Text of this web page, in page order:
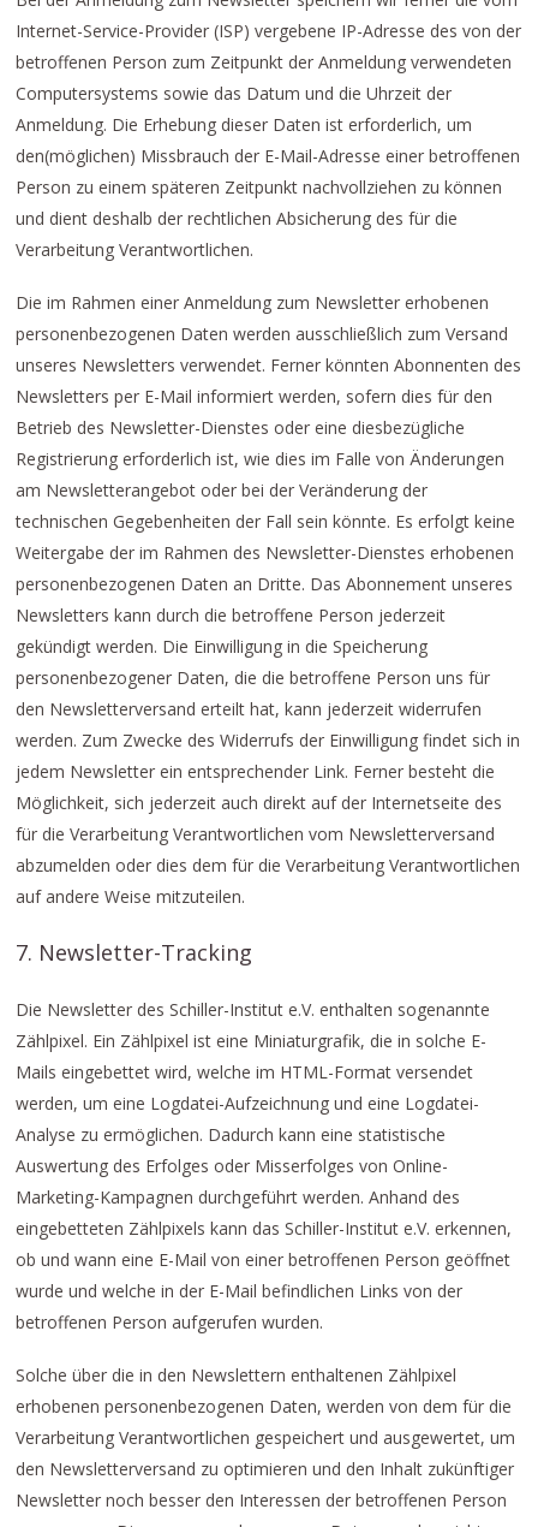
Internet-Service-Provider (ISP) vergebene IP-Adresse des von der
betroffenen Person zum Zeitpunkt der Anmeldung verwendeten
Computersystems sowie das Datum und die Uhrzeit der
Anmeldung. Die Erhebung dieser Daten ist erforderlich, um
den(möglichen) Missbrauch der E-Mail-Adresse einer betroffenen
Person zu einem späteren Zeitpunkt nachvollziehen zu können
und dient deshalb der rechtlichen Absicherung des für die
Verarbeitung Verantwortlichen.
Die im Rahmen einer Anmeldung zum Newsletter erhobenen
personenbezogenen Daten werden ausschließlich zum Versand
unseres Newsletters verwendet. Ferner könnten Abonnenten des
Newsletters per E-Mail informiert werden, sofern dies für den
Betrieb des Newsletter-Dienstes oder eine diesbezügliche
Registrierung erforderlich ist, wie dies im Falle von Änderungen
am Newsletterangebot oder bei der Veränderung der
technischen Gegebenheiten der Fall sein könnte. Es erfolgt keine
Weitergabe der im Rahmen des Newsletter-Dienstes erhobenen
personenbezogenen Daten an Dritte. Das Abonnement unseres
Newsletters kann durch die betroffene Person jederzeit
gekündigt werden. Die Einwilligung in die Speicherung
personenbezogener Daten, die die betroffene Person uns für
den Newsletterversand erteilt hat, kann jederzeit widerrufen
werden. Zum Zwecke des Widerrufs der Einwilligung findet sich in
jedem Newsletter ein entsprechender Link. Ferner besteht die
Möglichkeit, sich jederzeit auch direkt auf der Internetseite des
für die Verarbeitung Verantwortlichen vom Newsletterversand
abzumelden oder dies dem für die Verarbeitung Verantwortlichen
auf andere Weise mitzuteilen.
7. Newsletter-Tracking
Die Newsletter des Schiller-Institut e.V. enthalten sogenannte
Zählpixel. Ein Zählpixel ist eine Miniaturgrafik, die in solche E-
Mails eingebettet wird, welche im HTML-Format versendet
werden, um eine Logdatei-Aufzeichnung und eine Logdatei-
Analyse zu ermöglichen. Dadurch kann eine statistische
Auswertung des Erfolges oder Misserfolges von Online-
Marketing-Kampagnen durchgeführt werden. Anhand des
eingebetteten Zählpixels kann das Schiller-Institut e.V. erkennen,
ob und wann eine E-Mail von einer betroffenen Person geöffnet
wurde und welche in der E-Mail befindlichen Links von der
betroffenen Person aufgerufen wurden.
Solche über die in den Newslettern enthaltenen Zählpixel
erhobenen personenbezogenen Daten, werden von dem für die
Verarbeitung Verantwortlichen gespeichert und ausgewertet, um
den Newsletterversand zu optimieren und den Inhalt zukünftiger
Newsletter noch besser den Interessen der betroffenen Person